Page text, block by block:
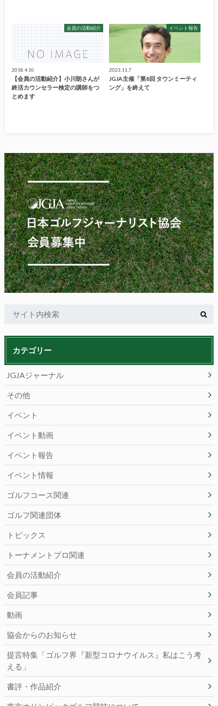
会員の活動紹介
2018.4.10
【会員の活動紹介】小川朗さんが
終活カウンセラー検定の講師をつ
とめます
イベント報告
2023.11.7
JGJA主催「第8回 タウンミーティ
ング」を終えて
カテゴリー
JGJAジャーナル
その他
イベント
イベント動画
イベント報告
イベント情報
ゴルフコース関連
ゴルフ関連団体
トピックス
トーナメントプロ関連
会員の活動紹介
会員記事
動画
協会からのお知らせ
提言特集「ゴルフ界『新型コロナウイルス』私はこう考
える」
書評・作品紹介